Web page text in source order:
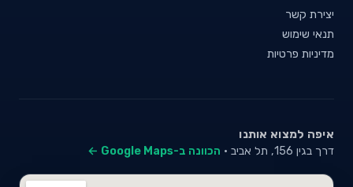
יצירת קשר
תנאי שימוש
מדיניות פרטיות
איפה למצוא אותנו
דרך בגין 156, תל אביב · הכוונה ב-Google Maps ←